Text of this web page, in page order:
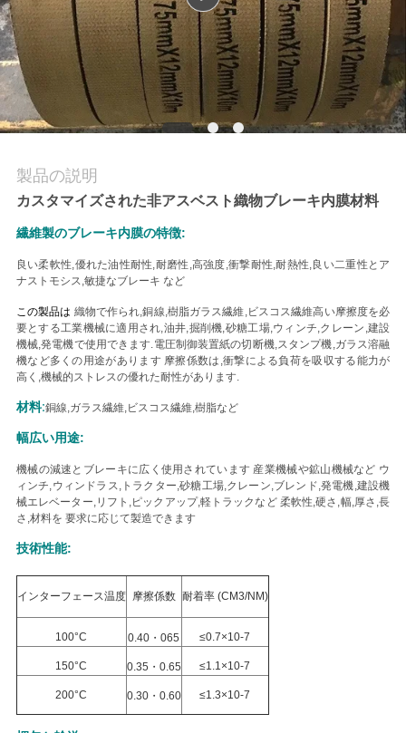
私
達
に
連
絡
し
な
さ
い
引
用
を
要
し
な
さ
い
製品の説明
カスタマイズされた非アスベスト織物ブレーキ内膜材料
繊維製のブレーキ内膜の特徴:
良い柔軟性,優れた油性耐性,耐磨性,高強度,衝撃耐性,耐熱性,良い二重性とア
ナストモシス,敏捷なブレーキ など
この製品は 織物で作られ,銅線,樹脂ガラス繊維,ビスコス繊維高い摩擦度を必
要とする工業機械に適用され,油井,掘削機,砂糖工場,ウィンチ,クレーン,建設
機械,発電機で使用できます.電圧制御装置紙の切断機,スタンプ機,ガラス溶融
機など多くの用途があります 摩擦係数は,衝撃による負荷を吸収する能力が
高く,機械的ストレスの優れた耐性があります.
材料:銅線,ガラス繊維,ビスコス繊維,樹脂など
幅広い用途:
機械の減速とブレーキに広く使用されています 産業機械や鉱山機械など ウ
ィンチ,ウィンドラス,トラクター,砂糖工場,クレーン,ブレンド,発電機,建設機
械エレベーター,リフト,ピックアップ,軽トラックなど 柔軟性,硬さ,幅,厚さ,長
さ,材料を 要求に応じて製造できます
技術性能:
インターフェース温度 摩擦係数 耐着率 (CM3/NM)
100°C 0.40・065 ≤0.7×10-7
150°C 0.35・0.65 ≤1.1×10-7
200°C 0.30・0.60 ≤1.3×10-7